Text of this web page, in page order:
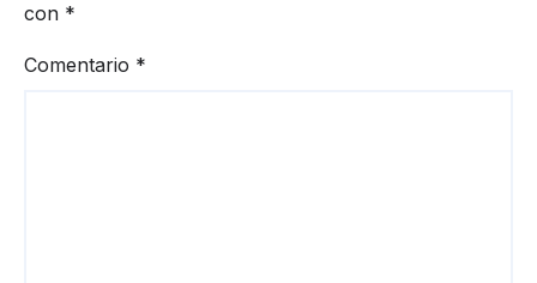
con *
Comentario *